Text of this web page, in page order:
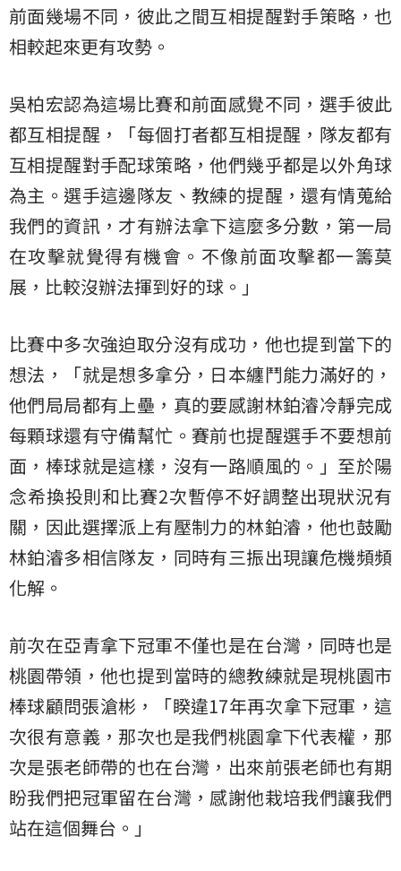
前面幾場不同，彼此之間互相提醒對手策略，也
相較起來更有攻勢。
吳柏宏認為這場比賽和前面感覺不同，選手彼此
都互相提醒，「每個打者都互相提醒，隊友都有
互相提醒對手配球策略，他們幾乎都是以外角球
為主。選手這邊隊友、教練的提醒，還有情蒐給
我們的資訊，才有辦法拿下這麼多分數，第一局
在攻擊就覺得有機會。不像前面攻擊都一籌莫
展，比較沒辦法揮到好的球。」
比賽中多次強迫取分沒有成功，他也提到當下的
想法，「就是想多拿分，日本纏鬥能力滿好的，
他們局局都有上壘，真的要感謝林鉑濬冷靜完成
每顆球還有守備幫忙。賽前也提醒選手不要想前
面，棒球就是這樣，沒有一路順風的。」至於陽
念希換投則和比賽2次暫停不好調整出現狀況有
關，因此選擇派上有壓制力的林鉑濬，他也鼓勵
林鉑濬多相信隊友，同時有三振出現讓危機頻頻
化解。
前次在亞青拿下冠軍不僅也是在台灣，同時也是
桃園帶領，他也提到當時的總教練就是現桃園市
棒球顧問張滄彬，「睽違17年再次拿下冠軍，這
次很有意義，那次也是我們桃園拿下代表權，那
次是張老師帶的也在台灣，出來前張老師也有期
盼我們把冠軍留在台灣，感謝他栽培我們讓我們
站在這個舞台。」